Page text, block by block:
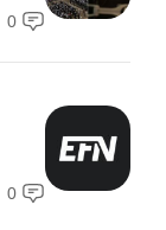
0
0